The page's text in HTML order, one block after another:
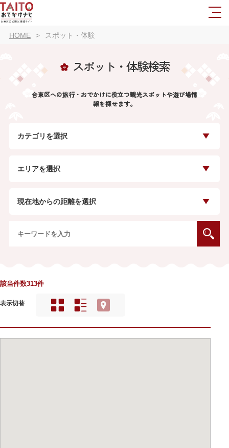
HOME スポット・体験
スポット・体験検索
台東区への旅行・おでかけに役立つ観光スポットや遊び場情
報を探せます。
カテゴリを選択
エリアを選択
現在地からの距離を選択
該当件数313件
表示切替